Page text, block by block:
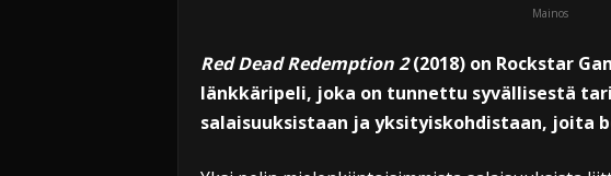
Mainos
Red Dead Redemption 2(2018) on Rockstar
länkkäripeli, joka on tunnettu syvällisestä
salaisuuksistaan ja yksityiskohdistaan, joita